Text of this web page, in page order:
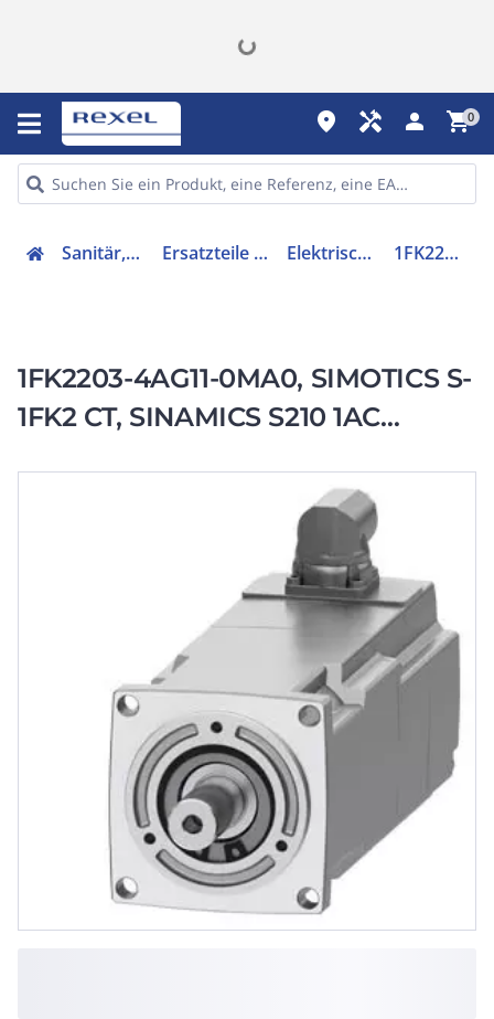
place handyman person shopping_cart0
Sanitär, Heizung, Klima Ersatzteile für Ausstattungen Elektrischer Servomotor 1FK22034AG110MA0
1FK2203-4AG11-0MA0, SIMOTICS S-
1FK2 CT, SINAMICS S210 1AC